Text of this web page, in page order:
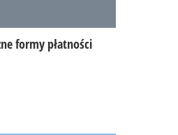
formy płatności